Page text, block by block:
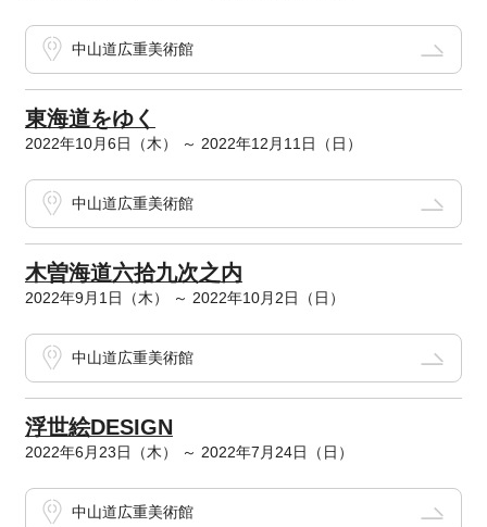
中山道広重美術館
東海道をゆく
2022年10月6日（木） ～ 2022年12月11日（日）
中山道広重美術館
木曽海道六拾九次之内
2022年9月1日（木） ～ 2022年10月2日（日）
中山道広重美術館
浮世絵DESIGN
2022年6月23日（木） ～ 2022年7月24日（日）
中山道広重美術館